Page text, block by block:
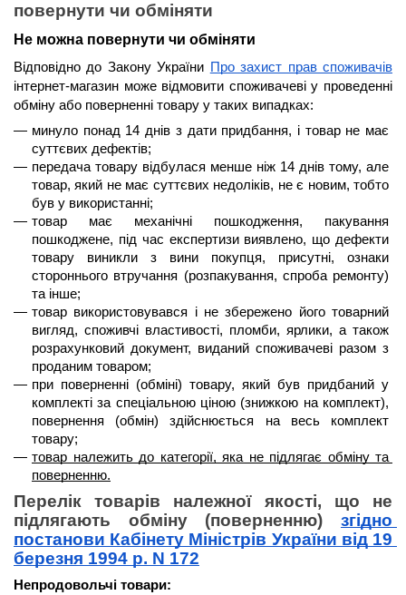
повернути чи обміняти
Не можна повернути чи обміняти
Відповідно до Закону України Про захист прав споживачів
інтернет-магазин може відмовити споживачеві у проведенні
обміну або поверненні товару у таких випадках:
минуло понад 14 днів з дати придбання, і товар не має
суттєвих дефектів;
передача товару відбулася менше ніж 14 днів тому, але
товар, який не має суттєвих недоліків, не є новим, тобто
був у використанні;
товар має механічні пошкодження, пакування
пошкоджене, під час експертизи виявлено, що дефекти
товару виникли з вини покупця, присутні, ознаки
стороннього втручання (розпакування, спроба ремонту)
та інше;
товар використовувався і не збережено його товарний
вигляд, споживчі властивості, пломби, ярлики, а також
розрахунковий документ, виданий споживачеві разом з
проданим товаром;
при поверненні (обміні) товару, який був придбаний у
комплекті за спеціальною ціною (знижкою на комплект),
повернення (обмін) здійснюється на весь комплект
товару;
товар належить до категорії, яка не підлягає обміну та
поверненню.
Перелік товарів належної якості, що не
підлягають обміну (поверненню) згідно
постанови Кабінету Міністрів України від 19
березня 1994 р. N 172
Непродовольчі товари: